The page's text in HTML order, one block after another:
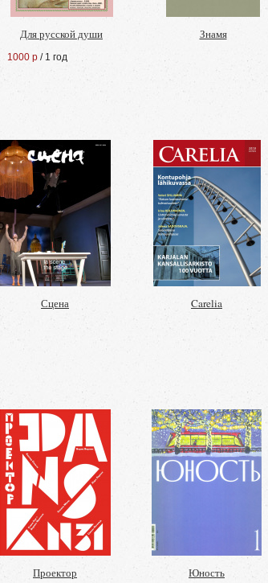
Для русской души
1000 р / 1 год
Знамя
Сцена Carelia
Проектор Юность